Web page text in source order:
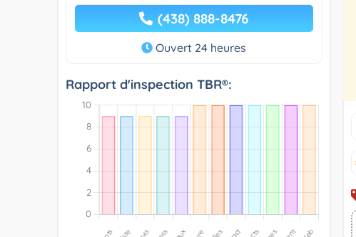
(438) 888-8476
Ouvert 24 heures
Rapport d'inspection TBR®: